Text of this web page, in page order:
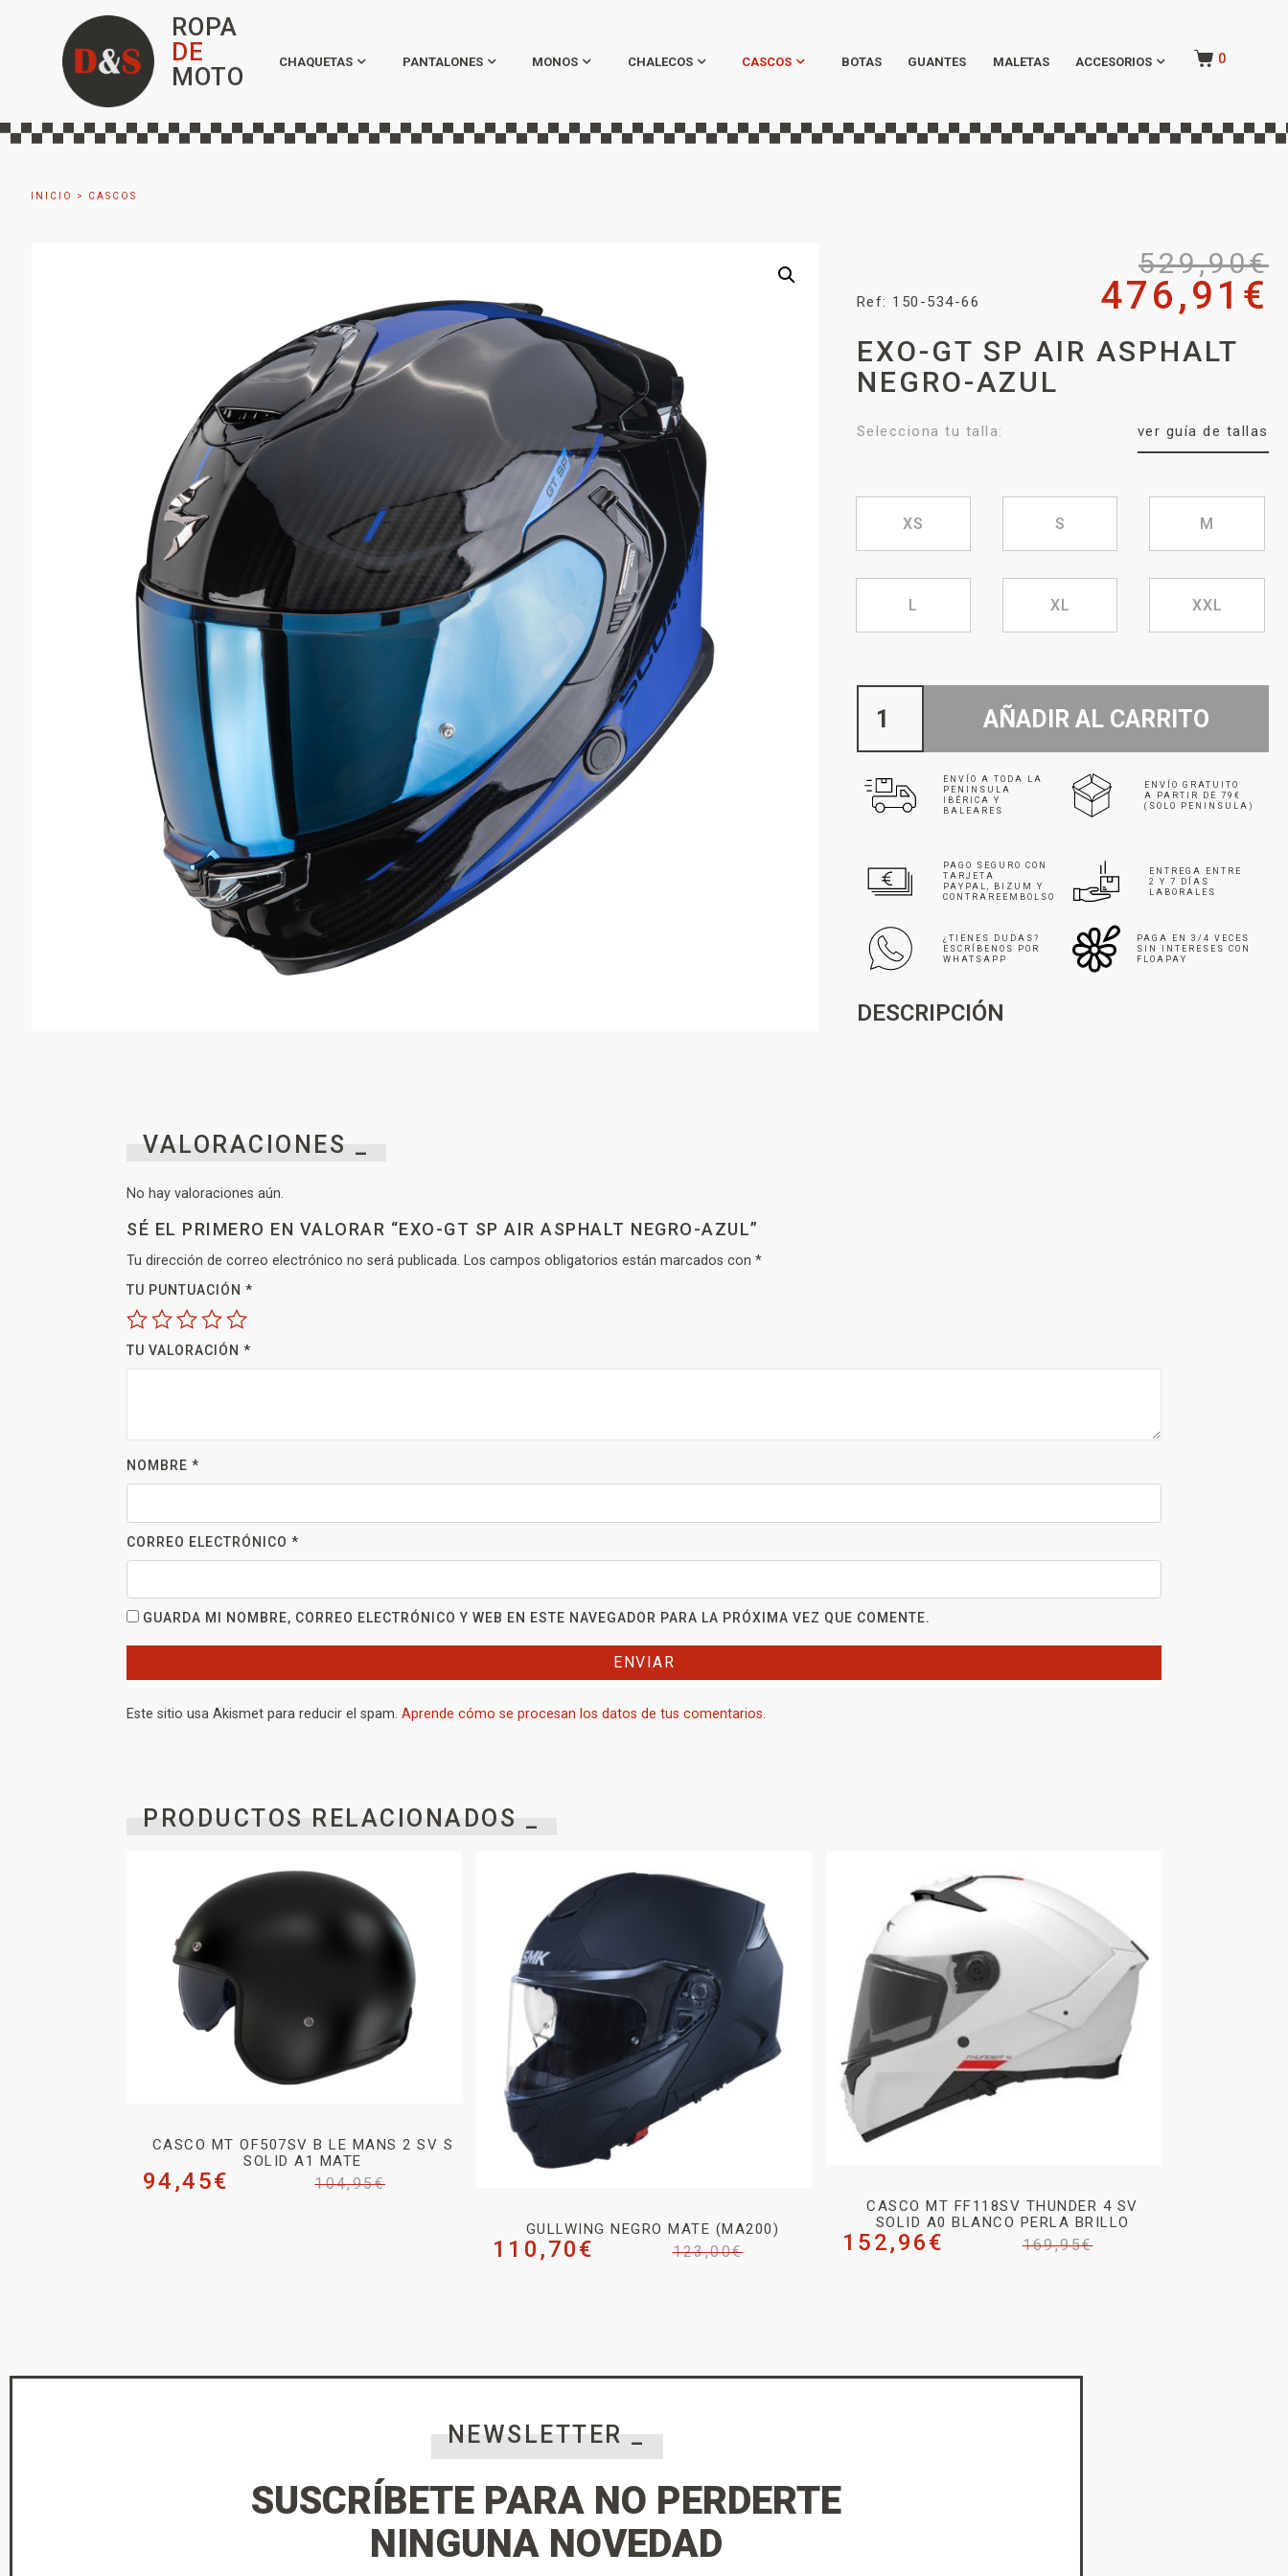
ROPA
DE
MOTO
CHAQUETAS PANTALONES MONOS CHALECOS CASCOS BOTAS GUANTES MALETAS ACCESORIOS 0
INICIO > CASCOS
Ref: 150-534-66
529,90€
476,91 €
EXO-GT SP AIR ASPHALT
NEGRO-AZUL
Selecciona tu talla: ver guía de tallas
XS S M
L XL XXL
AÑADIR AL CARRITO
ENVÍO A TODA LA
PENINSULA
IBÉRICA Y
BALEARES
ENVÍO GRATUITO
A PARTIR DE 79€
(SOLO PENINSULA)
PAGO SEGURO CON
TARJETA
PAYPAL, BIZUM Y
CONTRAREEMBOLSO
ENTREGA ENTRE
2 Y 7 DÍAS
LABORALES
¿TIENES DUDAS?
ESCRÍBENOS POR
WHATSAPP
PAGA EN 3/4 VECES
SIN INTERESES CON
FLOAPAY
DESCRIPCIÓN
VALORACIONES _
No hay valoraciones aún.
SÉ EL PRIMERO EN VALORAR “EXO-GT SP AIR ASPHALT NEGRO-AZUL”
Tu dirección de correo electrónico no será publicada. Los campos obligatorios están marcados con *
TU PUNTUACIÓN *
TU VALORACIÓN *
NOMBRE *
CORREO ELECTRÓNICO *
GUARDA MI NOMBRE, CORREO ELECTRÓNICO Y WEB EN ESTE NAVEGADOR PARA LA PRÓXIMA VEZ QUE COMENTE.
Este sitio usa Akismet para reducir el spam. Aprende cómo se procesan los datos de tus comentarios.
PRODUCTOS RELACIONADOS _
CASCO MT OF507SV B LE MANS 2 SV S
SOLID A1 MATE
104,95€
94,45€
GULLWING NEGRO MATE (MA200)
123,00€
110,70€
CASCO MT FF118SV THUNDER 4 SV
SOLID A0 BLANCO PERLA BRILLO
169,95€
152,96€
NEWSLETTER _
SUSCRÍBETE PARA NO PERDERTE
NINGUNA NOVEDAD